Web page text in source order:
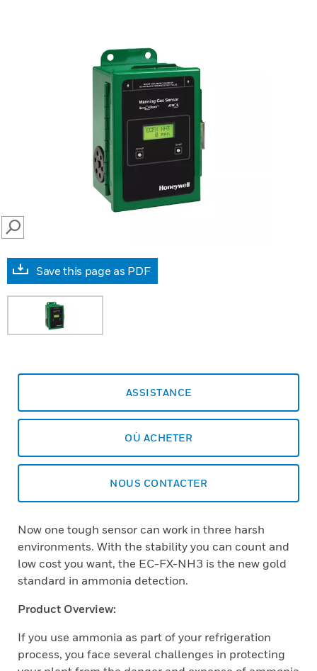
SEARCH
Save this page as PDF
ASSISTANCE
OÙ ACHETER
NOUS CONTACTER
Now one tough sensor can work in three harsh
environments. With the stability you can count and
low cost you want, the EC-FX-NH3 is the new gold
standard in ammonia detection.
Product Overview:
If you use ammonia as part of your refrigeration
process, you face several challenges in protecting